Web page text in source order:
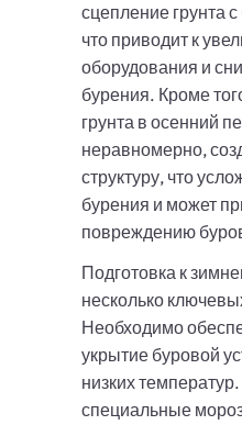
сцепление грунта
что приводит к
оборудования и
бурения. Кроме
грунта в осенний
неравномерно,
структуру, что
бурения и может
повреждению
Подготовка к
несколько
Необходимо
укрытие буровой
низких
специальные